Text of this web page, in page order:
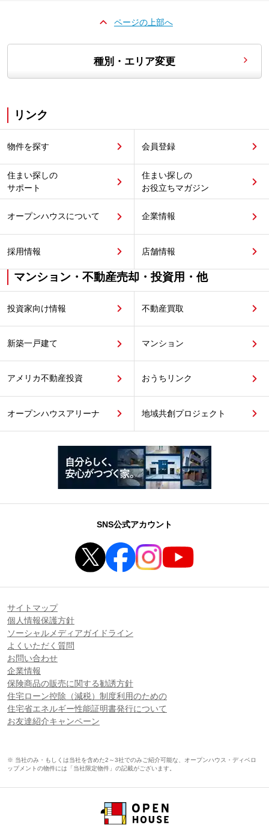
ページの上部へ
種別・エリア変更
リンク
物件を探す 会員登録
住まい探しの
サポート
住まい探しの
お役立ちマガジン
オープンハウスについて 企業情報
採用情報 店舗情報
マンション・不動産売却・投資用・他
投資家向け情報 不動産買取
新築一戸建て マンション
アメリカ不動産投資 おうちリンク
オープンハウスアリーナ 地域共創プロジェクト
SNS公式アカウント
サイトマップ
個人情報保護方針
ソーシャルメディアガイドライン
よくいただく質問
お問い合わせ
企業情報
保険商品の販売に関する勧誘方針
住宅ローン控除（減税）制度利用のための
住宅省エネルギー性能証明書発行について
お友達紹介キャンペーン
※ 当社のみ・もしくは当社を含めた2～3社でのみご紹介可能な、オープンハウス・ディベロ
ップメントの物件には「当社限定物件」の記載がございます。